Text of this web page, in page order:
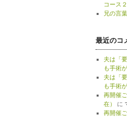
コース
兄の言葉
最近のコ
夫は「
も手術
夫は「
も手術
再開催
在）
に
再開催